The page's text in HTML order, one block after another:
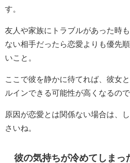
す。
友人や家族にトラブルがあった時
ない相手だったら恋愛よりも優先
いこと。
ここで彼を静かに待てれば、彼女
ルインできる可能性が高くなるの
原因が恋愛とは関係ない場合は、
さいね。
彼の気持ちが冷めてしまっ